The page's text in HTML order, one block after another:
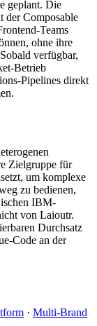
geplant. Die
der Composable
Teams
ohne ihre
verfügbar,
Betrieb
Pipelines direkt
Zielgruppe für
um komplexe
zu bedienen,
IBM-
von Laioutr.
Durchsatz
Code an der
· Multi-Brand